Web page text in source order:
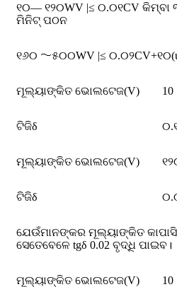
୧୦— ୧୨୦WV |≤ ୦.୦୧CV କିମ୍ବା
ମିନିଟ୍ ପଠନ
୧୬୦ 〜୫୦୦WV |≤
ମୂଲ୍ୟାଙ୍କିତ ଭୋଲଟେଜ(V) 10
ଟିଜିδ
ମୂଲ୍ୟାଙ୍କିତ ଭୋଲଟେଜ(V)
ଟିଜିδ
ଯେଉଁମାନଙ୍କର ମୂଲ୍ୟାଙ୍କିତ
ସେତେବେଳେ tgδ 0.02 ବୃଦ୍ଧି ପାଇବ।
ମୂଲ୍ୟାଙ୍କିତ ଭୋଲଟେଜ(V) 10